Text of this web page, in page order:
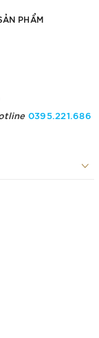
PHẨM
0395.221.686